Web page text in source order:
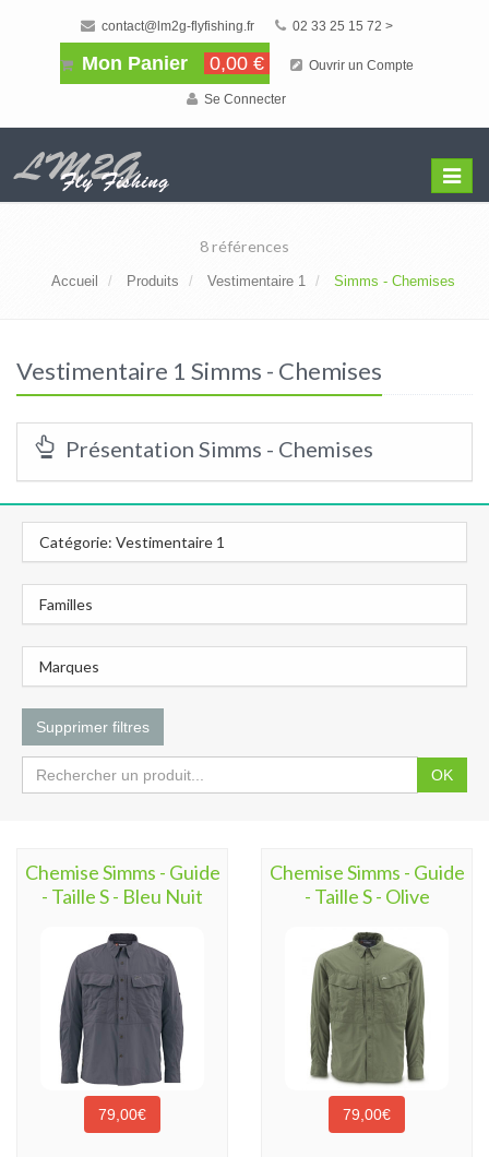
contact@lm2g-flyfishing.fr 02 33 25 15 72 >
Mon Panier 0,00 € Ouvrir un Compte
Se Connecter
Menu
8 références
Accueil Produits Vestimentaire 1 Simms - Chemises
Vestimentaire 1 Simms - Chemises
Présentation Simms - Chemises
Catégorie: Vestimentaire 1
Familles
Marques
Supprimer filtres
OK
Chemise Simms - Guide
- Taille S - Bleu Nuit
79,00€
Chemise Simms - Guide
- Taille S - Olive
79,00€